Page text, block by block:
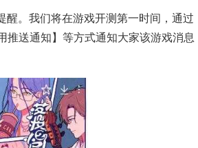
醒。我们将在游戏开测第一时间，通过
推送通知】等方式通知大家该游戏消息